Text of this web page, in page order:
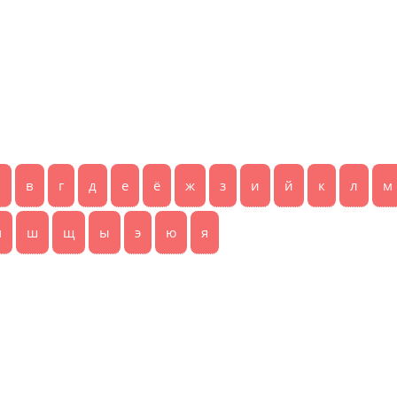
в г д е ё ж з и й к л м
ш щ ы э ю я